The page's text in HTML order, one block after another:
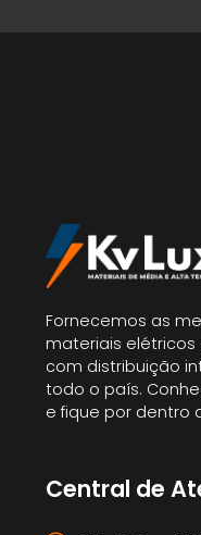
Fornecemos as
materiais
com distribuição
todo o país.
e fique por dentro
Central de